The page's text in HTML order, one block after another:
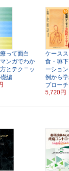
って面白
ンガでわか
とテクニッ
編
ケース
食・嚥
ーション
例から
プローチ
5,720円